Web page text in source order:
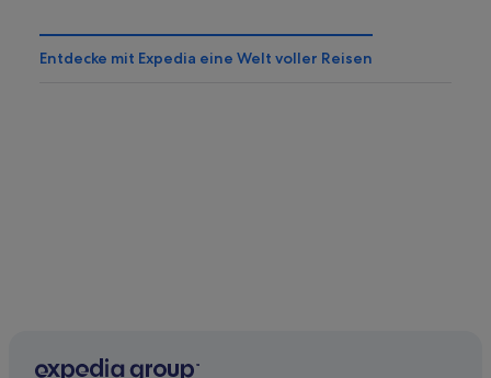
Entdecke mit Expedia eine Welt voller Reisen